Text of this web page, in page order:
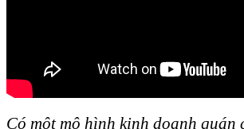
Có một mô hình kinh doanh quán